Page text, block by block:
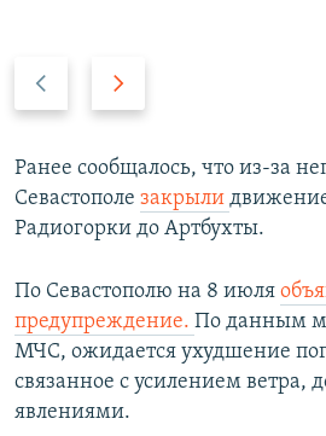
д
ы
д
щ
и
й
с
л
д
у
ю
и
й
с
л
а
Ранее сообщалось, что из-за
Севастополе закрыли
Радиогорки до Артбухты.
По Севастополю на 8 июля
предупреждение. По данным
МЧС, ожидается ухудшение
связанное с усилением
явлениями.